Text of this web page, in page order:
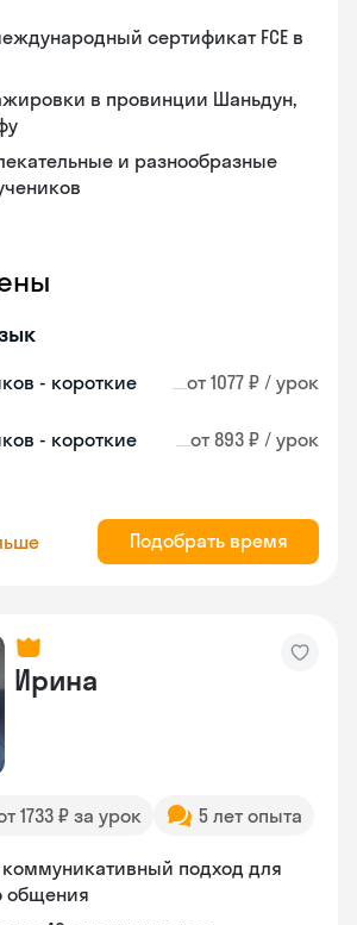
сертификат FCE в
в провинции Шаньдун,
и разнообразные
- короткие
от 1077 ₽ / урок
- короткие
от 893 ₽ / урок
Подобрать время
Ирина
1733 ₽ за урок 5 лет опыта
подход для
общения